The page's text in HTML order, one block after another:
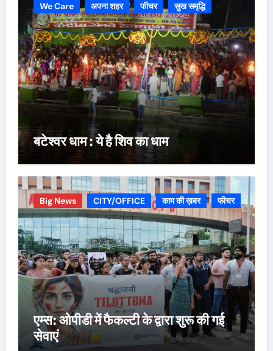
We Care अपना शहर फीचर सुख समृद्धि
बटेश्वर धाम : ये है शिव का धाम
Big News CITY/OFFICE काम की ख़बर फीचर
एम्स: ओपीडी में फैकल्टी के द्वारा शुरू की गई
सेवाएं